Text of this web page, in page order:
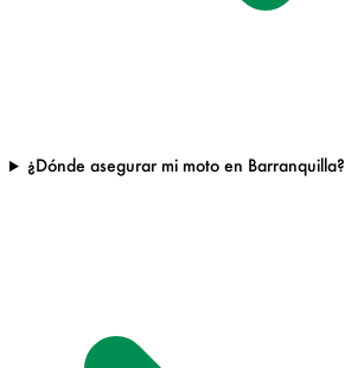
¿Dónde asegurar mi moto en Barranquilla?